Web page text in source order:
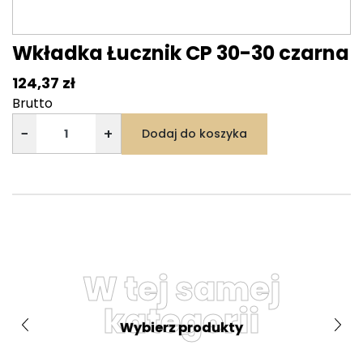
Wkładka Łucznik CP 30-30 czarna
124,37 zł
Brutto
− + Dodaj do koszyka
W tej samej
kategorii
Wybierz produkty